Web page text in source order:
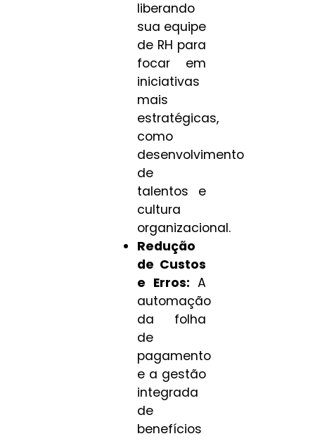
liberando
sua equipe
de RH para
focar em
iniciativas
mais
estratégicas,
como
desenvolvimento
de
talentos e
cultura
organizacional.
Redução
de Custos
e Erros: A
automação
da folha
de
pagamento
e a gestão
integrada
de
benefícios